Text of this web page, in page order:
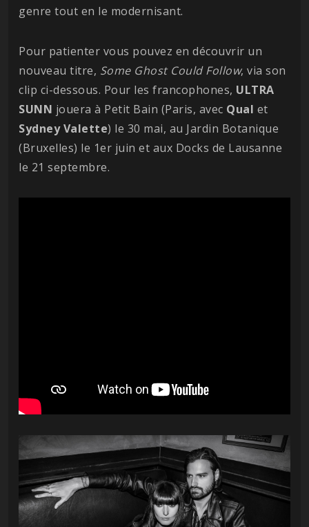
genre tout en le modernisant.
Pour patienter vous pouvez en découvrir un
nouveau titre, Some Ghost Could Follow, via son
clip ci-dessous. Pour les francophones, ULTRA
SUNN jouera à Petit Bain (Paris, avec Qual et
Sydney Valette) le 30 mai, au Jardin Botanique
(Bruxelles) le 1er juin et aux Docks de Lausanne
le 21 septembre.